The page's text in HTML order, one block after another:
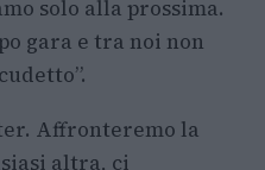
solo alla prossima.
gara e tra noi non
Affronteremo la
altra, ci